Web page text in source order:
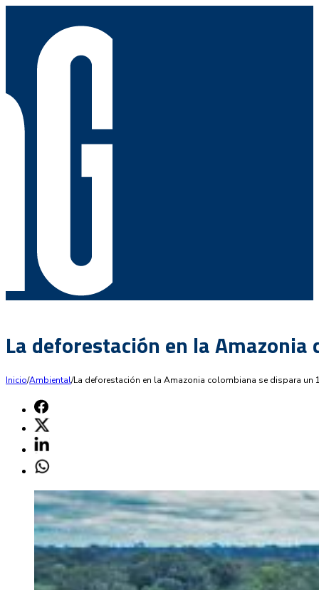
La deforestación en la Amazonia
Inicio/Ambiental/La deforestación en la Amazonia colombiana se dispara un